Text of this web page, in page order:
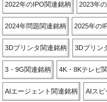
2022年のIPO関連銘柄 2023年
2024年問題関連銘柄 2025年の
3Dプリンタ関連銘柄 3Dプリン
3・9G関連銘柄 4K・8Kテレビ
AIエージェント関連銘柄 AIスピ